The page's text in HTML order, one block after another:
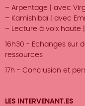
– Arpentage | avec
– Kamishibaï | avec
– Lecture à voix haute
16h30 - Echanges sur
ressources
17h - Conclusion et
LES INTERVENANT.ES